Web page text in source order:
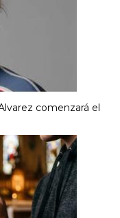
comenzará el